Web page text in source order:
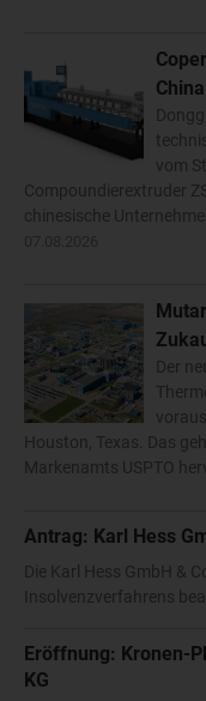
China
vom
Compoundierextruder
chinesische
Der
Houston, Texas. Das
Markenamts USPTO
Antrag: Karl Hess
Die Karl Hess GmbH &
Insolvenzverfahrens
Eröffnung: Kronen-
KG